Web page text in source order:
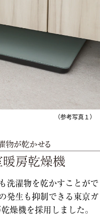
（参考写真１）
洗濯物を乾かすことがで
発生も抑制できる東京ガ
燥機を採用しました。